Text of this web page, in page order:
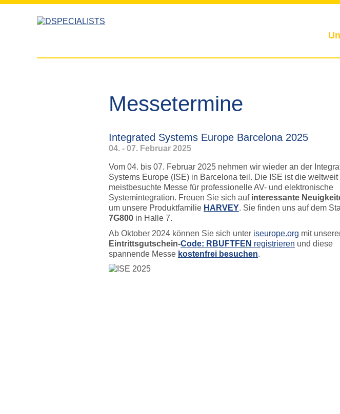
Inhalt
Messetermine
Integrated Systems Europe Barcelona 2025
04. - 07. Februar 2025
Vom 04. bis 07. Februar 2025 nehmen wir wieder an der
Systems Europe (ISE) in Barcelona teil. Die ISE ist die weltweit
meistbesuchte Messe für professionelle AV- und elektronische
Systemintegration. Freuen Sie sich auf interessante
um unsere Produktfamilie HARVEY. Sie finden uns auf dem
7G800in Halle 7.
Ab Oktober 2024 können Sie sich unter iseurope.org mit
Eintrittsgutschein-Code: RBUFTFEN registrieren und diese
spannende Messe kostenfrei besuchen.